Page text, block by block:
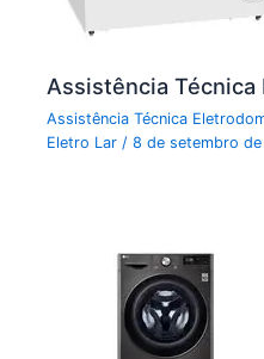
Assistência
Assistência Técnica
Eletro Lar/8 de setembro